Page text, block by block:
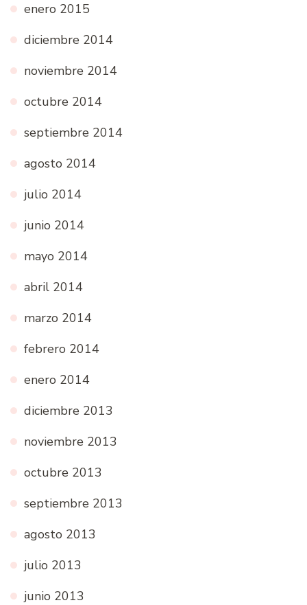
enero 2015
diciembre 2014
noviembre 2014
octubre 2014
septiembre 2014
agosto 2014
julio 2014
junio 2014
mayo 2014
abril 2014
marzo 2014
febrero 2014
enero 2014
diciembre 2013
noviembre 2013
octubre 2013
septiembre 2013
agosto 2013
julio 2013
junio 2013